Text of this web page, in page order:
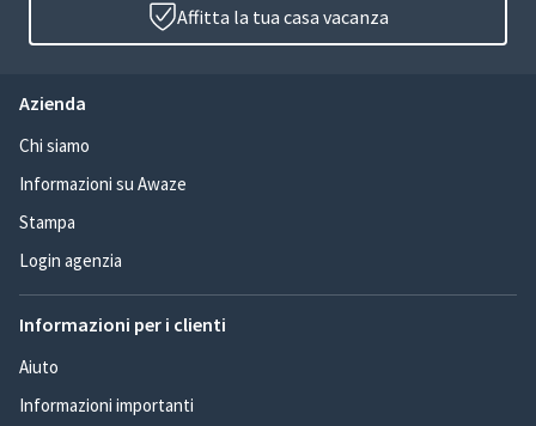
Affitta la tua casa vacanza
Azienda
Chi siamo
Informazioni su Awaze
Stampa
Login agenzia
Informazioni per i clienti
Aiuto
Informazioni importanti